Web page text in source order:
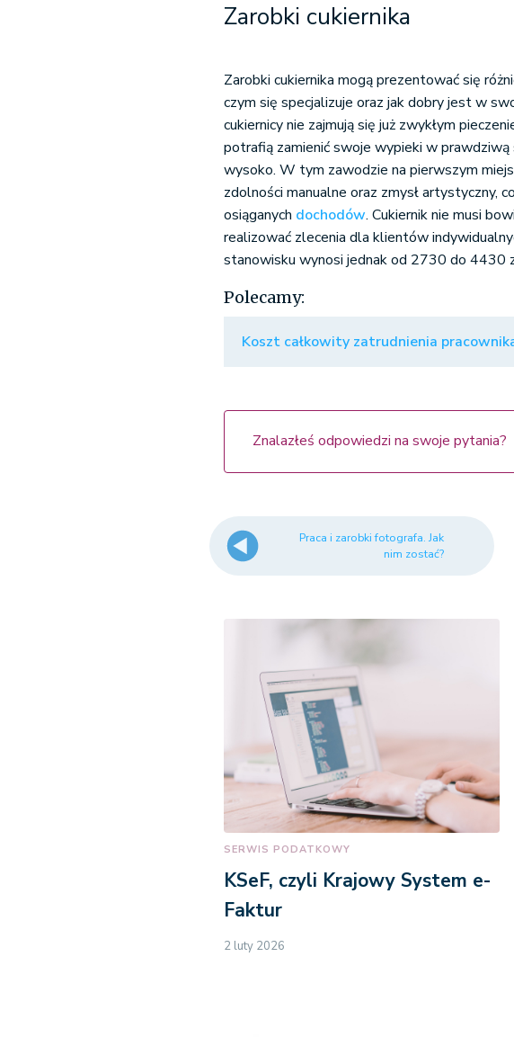
Zarobki cukiernika
Zarobki cukiernika mogą prezentować się
czym się specjalizuje oraz jak dobry jest w
cukiernicy nie zajmują się już zwykłym
potrafią zamienić swoje wypieki w
wysoko. W tym zawodzie na pierwszym
zdolności manualne oraz zmysł artystyczny,
osiąganych dochodów. Cukiernik nie musi
realizować zlecenia dla klientów
stanowisku wynosi jednak od 2730 do 4430
Polecamy:
Koszt całkowity zatrudnienia
Znalazłeś odpowiedzi na swoje pytania?
Praca i zarobki fotografa. Jak
nim zostać?
SERWIS PODATKOWY
KSeF, czyli Krajowy System e-
Faktur
2 luty 2026